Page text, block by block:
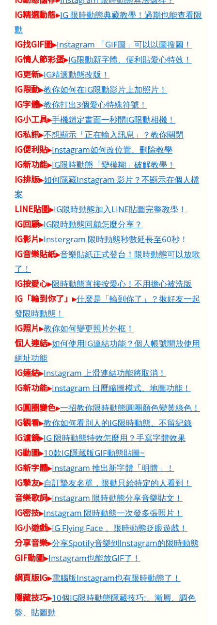
IG精選動態▸IG 限時動態典藏教學！過期也能查看限
動
IG找GIF圖▸Instagram 「GIF圖」可以以圖搜圖！
IG情人節彩蛋▸IG限動新字體、便利貼愛心特效！
IG更新▸IG精選動態改版！
IG限動▸教你如何在IG限動影片上加照片！
IG字體▸教你打出3個愛心特殊符號！
IG小工具▸手機鎖定畫面一秒開IG限動相機！
IG私訊▸不想顯示「正在輸入訊息」？教你關閉
IG便利貼▸Instagram如何改位置、刪除教學
IG新功能▸IG限時動態「變模糊」破解教學！
IG排版▸如何隱藏Instagram 影片？不顯示在個人檔
案
LINE貼圖▸IG限時動態加入LINE貼圖完整教學！
IG回顧▸IG限時動態回顧怎麼分享？
IG影片▸Instergram 限時動態秒數延長至60秒！
IG音樂貼紙▸音樂貼紙正式登台！限時動態可以放歌
了！
IG按愛心▸限時動態直接按愛心！不用擔心被洗版
IG「輪到你了」▸什麼是「輪到你了」？揪好友一起
發限時動態！
IG照片▸教你如何變更照片外框！
個人連結▸如何使用IG連結功能？個人帳號開放使用
網址功能
IG連結▸Instagram 上滑連結功能將取消！
IG新功能▸Instagram 日曆縮圖模式、地圖功能！
IG圓圈變色▸一招教你限時動態圓圈顏色變黃綠色！
IG觀看▸教你如何看別人的IG限時動態、不留紀錄
IG濾鏡▸IG 限時動態特效怎麼用？手寫字體效果
IG動圖▸10款IG隱藏版GIF動態貼圖~
IG新字體▸Instagram 推出新字體「明體」！
IG摯友▸自訂摯友名單，限動只給特定的人看到！
音樂歌詞▸Instagram 限時動態分享音樂貼文！
IG密技▸Instagram 限時動態一次發多張照片！
IG小遊戲▸IG Flying Face 、限時動態眨眼遊戲！
分享音樂▸分享Spotify音樂到Instagram的限時動態
GIF動圖▸Instagram也能放GIF了！
網頁版IG▸電腦版Instagram也有限時動態了！
隱藏技巧▸10個IG限時動態隱藏技巧:、漸層、調色
盤、貼圖動